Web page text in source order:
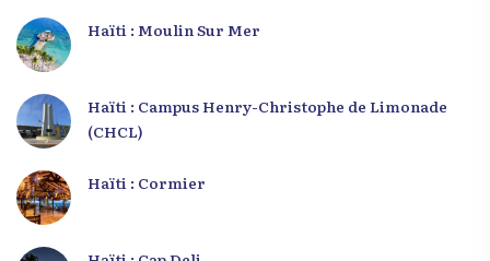
Haïti : Moulin Sur Mer
Haïti : Campus Henry-Christophe de Limonade
(CHCL)
Haïti : Cormier